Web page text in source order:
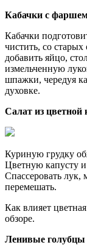
Кабачки с
Кабачки
чистить, со
добавить яйцо,
измельченную
шпажки, чередуя
духовке.
Салат из цветной
Куриную грудку
Цветную капусту и
Спассеровать лук,
перемешать.
Как влияет
обзоре.
Ленивые голубцы